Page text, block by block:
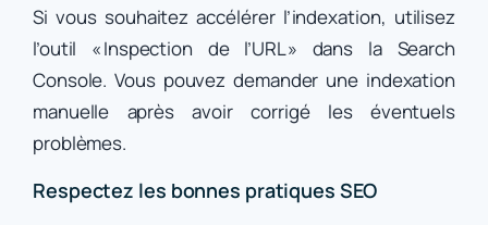
Si vous souhaitez accélérer l’indexation, utilisez
l’outil « Inspection de l’URL » dans la Search
Console. Vous pouvez demander une indexation
manuelle après avoir corrigé les éventuels
problèmes.
Respectez les bonnes pratiques SEO